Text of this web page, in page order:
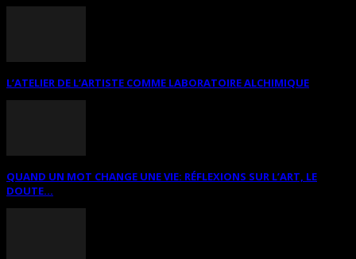
L’ATELIER DE L’ARTISTE COMME LABORATOIRE ALCHIMIQUE
QUAND UN MOT CHANGE UNE VIE: RÉFLEXIONS SUR L’ART, LE
DOUTE...